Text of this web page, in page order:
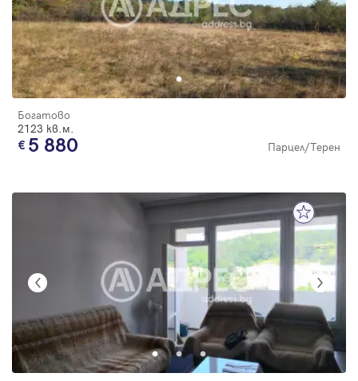
Богатово
2123 кв.м.
5 880 Парцел/Терен